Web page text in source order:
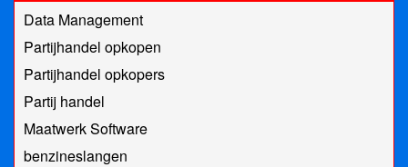
Data Management
Partijhandel opkopen
Partijhandel opkopers
Partij handel
Maatwerk Software
benzineslangen